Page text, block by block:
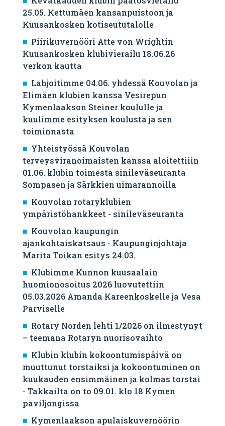
25.05. Kettumäen kansanpuistoon ja
Kuusankosken kotiseututalolle
Piirikuvernööri Atte von Wrightin
Kuusankosken klubivierailu 18.06.26
verkon kautta
Lahjoitimme 04.06. yhdessä Kouvolan ja
Elimäen klubien kanssa Vesirepun
Kymenlaakson Steiner koululle ja
kuulimme esityksen koulusta ja sen
toiminnasta
Yhteistyössä Kouvolan
terveysviranoimaisten kanssa aloitettiiin
01.06. klubin toimesta sinileväseuranta
Sompasen ja Särkkien uimarannoilla
Kouvolan rotaryklubien
ympäristöhankkeet - sinileväseuranta
Kouvolan kaupungin
ajankohtaiskatsaus - Kaupunginjohtaja
Marita Toikan esitys 24.03.
Klubimme Kunnon kuusaalain
huomionosoitus 2026 luovutettiin
05.03.2026 Amanda Kareenkoskelle ja Vesa
Parviselle
​Rotary Norden lehti 1/2026 on ilmestynyt
– teemana Rotaryn nuorisovaihto
Klubin klubin kokoontumispäivä on
muuttunut torstaiksi ja kokoontuminen on
kuukauden ensimmäinen ja kolmas torstai
- Takkailta on to 09.01. klo 18 Kymen
paviljongissa
Kymenlaakson apulaiskuvernöörin